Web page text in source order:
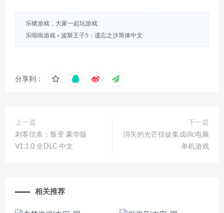
乐猪游戏，大家一起玩游戏
乐啦啦游戏 » 波斯王子5：遗忘之沙简体中文
分享到：
上一篇
刺客信条：叛变 豪华版
V1.1.0 全DLC 中文
下一篇
消失的光芒信徒集成dlc电脑
单机游戏
相关推荐